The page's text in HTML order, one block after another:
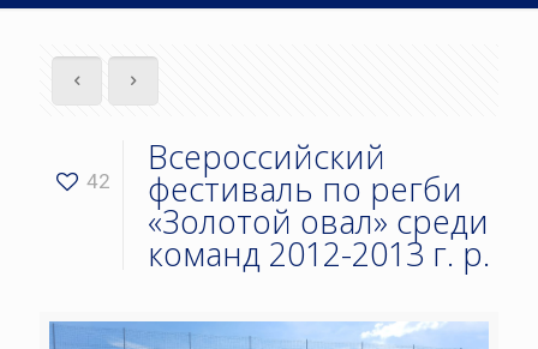
42
Всероссийский
фестиваль по регби
«Золотой овал» среди
команд 2012-2013 г. р.